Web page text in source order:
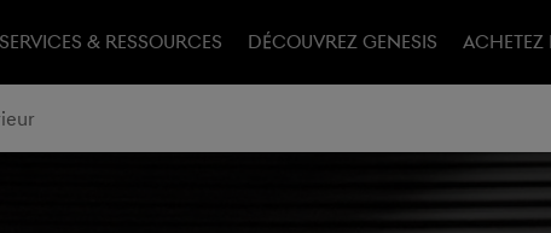
SERVICES & RESSOURCES DÉCOUVREZ GENESIS​